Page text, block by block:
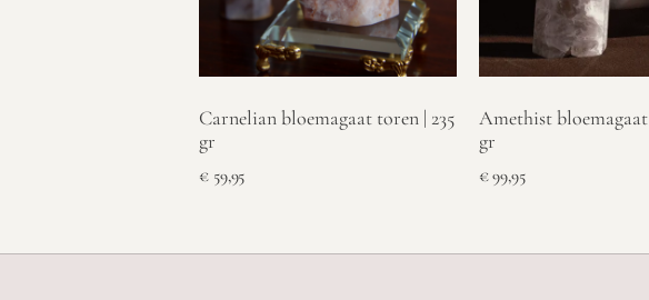
Carnelian bloemagaat toren | 235
gr
€59,95
Amethist
gr
€99,95